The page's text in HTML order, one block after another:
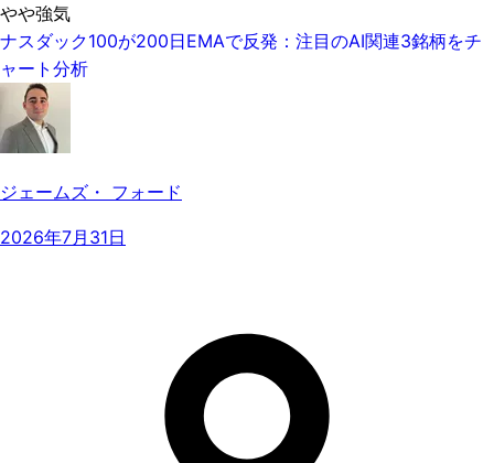
やや強気
ナスダック100が200日EMAで反発：注目のAI関連3銘柄をチ
ャート分析
ジェームズ・ フォード
2026年7月31日